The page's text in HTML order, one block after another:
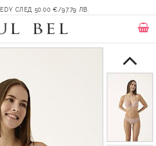
СЛЕД 50.00 €/97.79 ЛВ.